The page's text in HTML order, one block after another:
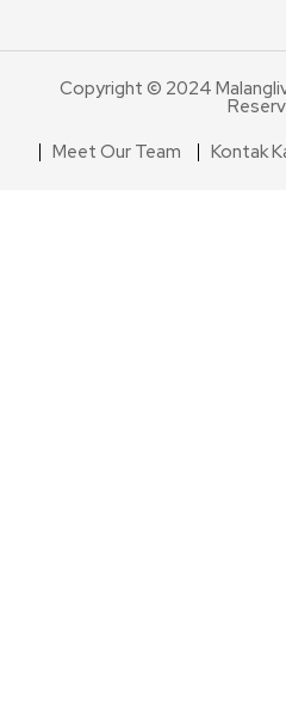
Copyright © 2024
Meet Our Team
Kontak